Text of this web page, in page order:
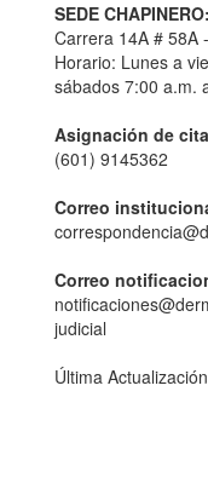
SEDE CHAPINERO:
Carrera 14A # 58A
Horario: Lunes a
sábados 7:00 a.m.
Asignación de
(601) 9145362
Correo
Correo
judicial
Última